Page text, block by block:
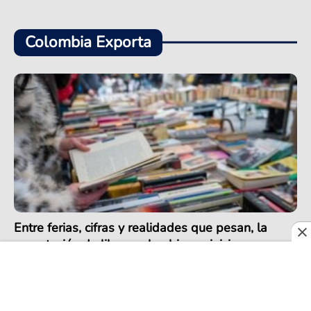
Colombia Exporta
Entre ferias, cifras y realidades que pesan, la
exportación de libros colombianos inicia un